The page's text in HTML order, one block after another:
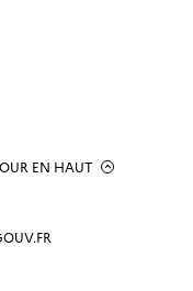
EN HAUT